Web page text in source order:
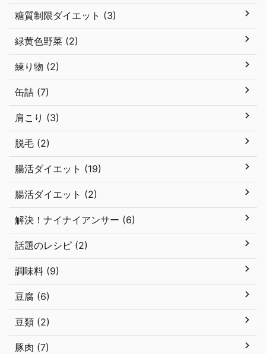
糖質制限ダイエット (3)
緑黄色野菜 (2)
練り物 (2)
缶詰 (7)
肩こり (3)
脱毛 (2)
腸活ダイエット (19)
腸活ダイエット (2)
解決！ナイナイアンサー (6)
話題のレシピ (2)
調味料 (9)
豆腐 (6)
豆類 (2)
豚肉 (7)